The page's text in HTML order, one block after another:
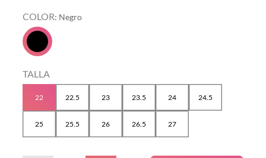
COLOR: Negro
TALLA
22 22.5 23 23.5 24 24.5
25 25.5 26 26.5 27